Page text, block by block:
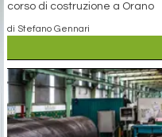
corso di costruzione a Orano
di Stefano Gennari